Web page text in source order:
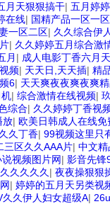
月天狠狠搞干| 五月婷
在线| 国精产品一区一
一区二区| 久久综合伊
| 久久婷婷五月综合激
月 | 成人电影丁香六月天
频| 天天日,天天插| 精
6| 天天爽夜夜爽夜爽
| 综合激情在线视频|
综合| 久久婷婷丁香视
放| 欧美日韩成人在线免
久丁香| 99视频这里只
三区久久AAA片| 中文精
视频图片网| 影音先锋
久久久久 | 夜夜操狠狠
| 婷婷的五月天另类视
久久伊人妇女超级A|